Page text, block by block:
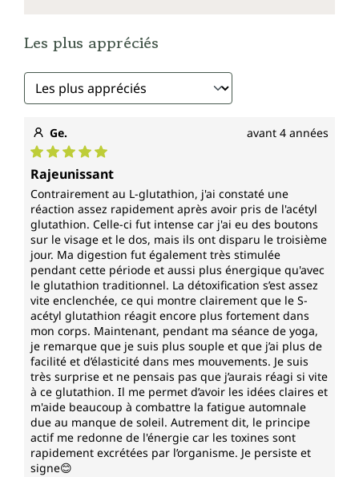
Les plus appréciés
Ge. avant 4 années
Note moyenne de 5 sur 5 étoiles
Rajeunissant
Contrairement au L-glutathion, j'ai constaté une
réaction assez rapidement après avoir pris de l'acétyl
glutathion. Celle-ci fut intense car j'ai eu des boutons
sur le visage et le dos, mais ils ont disparu le troisième
jour. Ma digestion fut également très stimulée
pendant cette période et aussi plus énergique qu'avec
le glutathion traditionnel. La détoxification s’est assez
vite enclenchée, ce qui montre clairement que le S-
acétyl glutathion réagit encore plus fortement dans
mon corps. Maintenant, pendant ma séance de yoga,
je remarque que je suis plus souple et que j’ai plus de
facilité et d’élasticité dans mes mouvements. Je suis
très surprise et ne pensais pas que j’aurais réagi si vite
à ce glutathion. Il me permet d’avoir les idées claires et
m'aide beaucoup à combattre la fatigue automnale
due au manque de soleil. Autrement dit, le principe
actif me redonne de l'énergie car les toxines sont
rapidement excrétées par l’organisme. Je persiste et
signe😊